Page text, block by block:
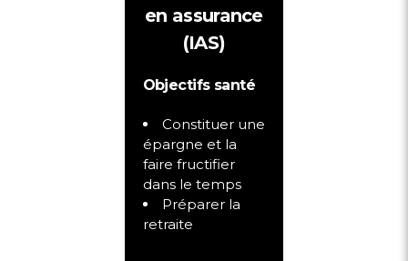
en assurance
(IAS)
Objectifs santé
Constituer une
épargne et la
faire fructifier
dans le temps
Préparer la
retraite